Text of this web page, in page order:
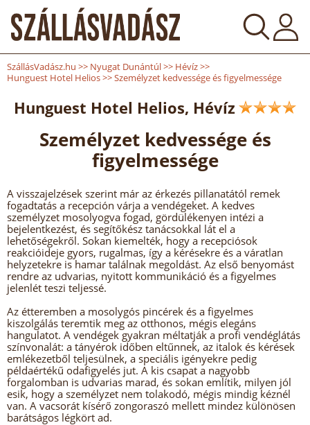
SzállásVadász.hu >> Nyugat Dunántúl>> Hévíz>>
Hunguest Hotel Helios>>Személyzet kedvessége és figyelmessége
Hunguest Hotel Helios, Hévíz
Személyzet kedvessége és
figyelmessége
A visszajelzések szerint már az érkezés pillanatától remek
fogadtatás a recepción várja a vendégeket. A kedves
személyzet mosolyogva fogad, gördülékenyen intézi a
bejelentkezést, és segítőkész tanácsokkal lát el a
lehetőségekről. Sokan kiemelték, hogy a recepciósok
reakcióideje gyors, rugalmas, így a kérésekre és a váratlan
helyzetekre is hamar találnak megoldást. Az első benyomást
rendre az udvarias, nyitott kommunikáció és a figyelmes
jelenlét teszi teljessé.
Az étteremben a mosolygós pincérek és a figyelmes
kiszolgálás teremtik meg az otthonos, mégis elegáns
hangulatot. A vendégek gyakran méltatják a profi vendéglátás
színvonalát: a tányérok időben eltűnnek, az italok és kérések
emlékezetből teljesülnek, a speciális igényekre pedig
példaértékű odafigyelés jut. A kis csapat a nagyobb
forgalomban is udvarias marad, és sokan említik, milyen jól
esik, hogy a személyzet nem tolakodó, mégis mindig kéznél
van. A vacsorát kísérő zongoraszó mellett mindez különösen
barátságos légkört ad.